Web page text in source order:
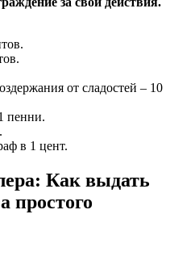
от сладостей – 10
пенни.
в 1 цент.
Как выдать
простого